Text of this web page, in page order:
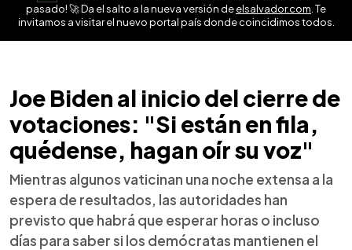
pasado! 🚀 Da el salto a la nueva versión deelsalvador.com . Te
invitamos a visitar el nuevo portal país donde coincidimos todos.
Joe Biden al inicio del cierre de
votaciones: "Si están en fila,
quédense, hagan oír su voz"
Mientras algunos vaticinan una noche extensa a la
espera de resultados, las autoridades han
previsto que habrá que esperar horas o incluso
días para saber si los demócratas mantienen el